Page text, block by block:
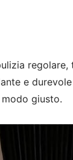
regolare,
e
giusto.